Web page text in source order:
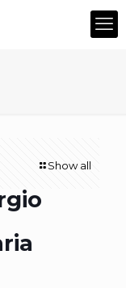
Show all